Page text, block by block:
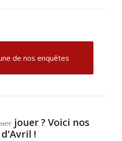
de nos enquêtes
jouer ? Voici nos
!